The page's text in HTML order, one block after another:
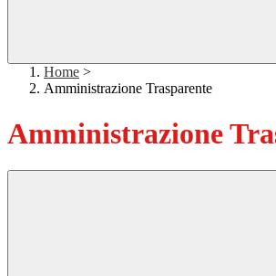
Home >
Amministrazione Trasparente
Amministrazione